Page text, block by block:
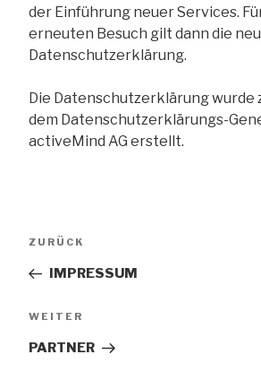
der Einführung neuer Services.
erneuten Besuch gilt dann die
Datenschutzerklärung.
Die Datenschutzerklärung wurde
dem Datenschutzerklärungs-
activeMind AG erstellt.
Vorheriger
ZURÜCK
IMPRESSUM
Nächster
WEITER
PARTNER